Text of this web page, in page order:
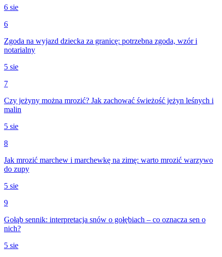
6 sie
6
Zgoda na wyjazd dziecka za granicę: potrzebna zgoda, wzór i
notarialny
5 sie
7
Czy jeżyny można mrozić? Jak zachować świeżość jeżyn leśnych i
malin
5 sie
8
Jak mrozić marchew i marchewkę na zimę: warto mrozić warzywo
do zupy
5 sie
9
Gołąb sennik: interpretacja snów o gołębiach – co oznacza sen o
nich?
5 sie